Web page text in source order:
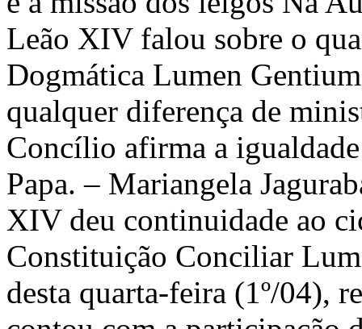
Leão XIV falou sobre o
Dogmática Lumen
qualquer diferença de
Concílio afirma a
Papa. – Mariangela
XIV deu continuidade ao
Constituição Conciliar
desta quarta-feira (1º/04),